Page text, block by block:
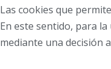
Las cookies que
En este sentido, para
mediante una decisión